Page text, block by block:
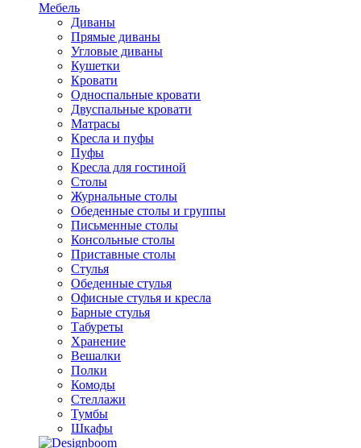
Мебель
Диваны
Прямые диваны
Угловые диваны
Кушетки
Кровати
Односпальные кровати
Двуспальные кровати
Матрасы
Кресла и пуфы
Пуфы
Кресла для гостиной
Столы
Журнальные столы
Обеденные столы и группы
Письменные столы
Консольные столы
Приставные столы
Стулья
Обеденные стулья
Офисные стулья и кресла
Барные стулья
Табуреты
Хранение
Вешалки
Полки
Комоды
Стеллажи
Тумбы
Шкафы